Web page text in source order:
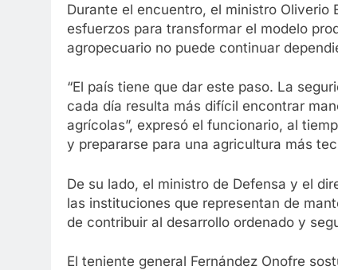
Durante el encuentro, el ministro Oliverio
esfuerzos para transformar el modelo
agropecuario no puede continuar
“El país tiene que dar este paso. La
cada día resulta más difícil encontrar
agrícolas”, expresó el funcionario, al
y prepararse para una agricultura más
De su lado, el ministro de Defensa y el
las instituciones que representan de
de contribuir al desarrollo ordenado y
El teniente general Fernández Onofre